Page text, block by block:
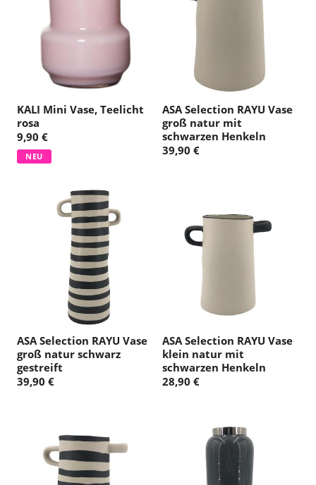
KALI Mini Vase, Teelicht
rosa
9,90 €
NEU
ASA Selection RAYU Vase
groß natur mit
schwarzen Henkeln
39,90 €
ASA Selection RAYU Vase
groß natur schwarz
gestreift
39,90 €
ASA Selection RAYU Vase
klein natur mit
schwarzen Henkeln
28,90 €